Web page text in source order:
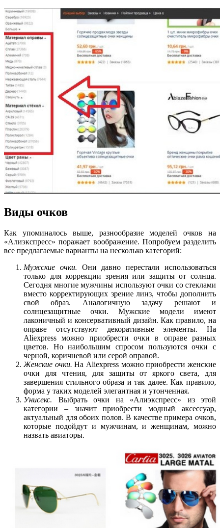
Виды очков
Как упоминалось выше, разнообразие моделей очков на
«Алиэкспресс» поражает воображение. Попробуем разделить
все предлагаемые варианты на несколько категорий:
Мужские очки. Они давно перестали использоваться
только для коррекции зрения или защиты от солнца.
Сегодня многие мужчины используют очки со стеклами
вместо корректирующих зрение линз, чтобы дополнить
свой образ. Аналогичную задачу решают и
солнцезащитные очки. Мужские модели имеют
лаконичный и консервативный дизайн. Как правило, на
оправе отсутствуют декоративные элементы. На
Aliexpress можно приобрести очки в оправе разных
цветов. Но наибольшим спросом пользуются очки с
черной, коричневой или серой оправой.
Женские очки.На Aliexpress можно приобрести женские
очки для чтения, для защиты от яркого света, для
завершения стильного образа и так далее. Как правило,
форма у таких моделей элегантная и утонченная.
Унисекс. Выбрать очки на «Алиэкспресс» из этой
категории – значит приобрести модный аксессуар,
актуальный для обоих полов. В качестве примера очков,
которые подойдут и мужчинам, и женщинам, можно
назвать авиаторы.